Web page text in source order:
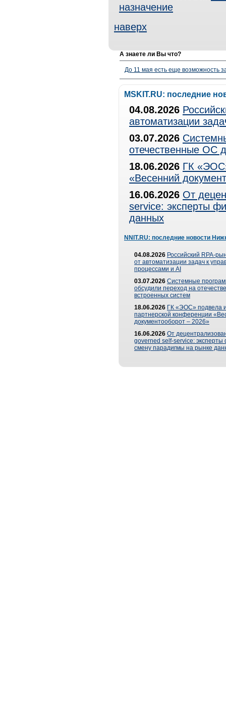
назначение
наверх
А знаете ли Вы что?
До 11 мая есть еще возможность
MSKIT.RU: последние
04.08.2026
автоматизации
03.07.2026
отечественные ОС
18.06.2026 ГК
«Весенний
16.06.2026 От
service: эксперты
данных
NNIT.RU: последние новости
04.08.2026 Российский RPA-
от автоматизации задач к
процессами и AI
03.07.2026 Системные
обсудили переход на
встроенных систем
18.06.2026 ГК «ЭОС» подвела
партнерской конференции
документооборот – 2026»
16.06.2026 От
governed self-service: эксперты
смену парадигмы на рынке